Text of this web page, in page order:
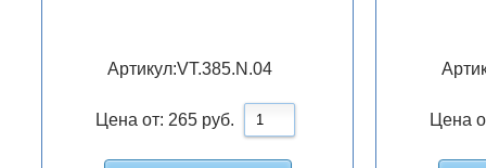
Артикул:VT.385.N.04
Цена от: 265 руб. Цена